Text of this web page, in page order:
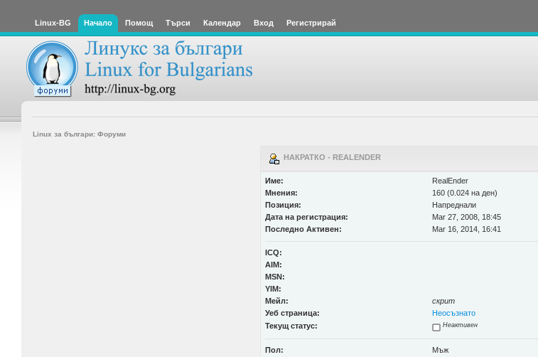
Linux-BG Начало Помощ Търси Календар Вход Регистрирай
Linux за българи: Форуми
НАКРАТКО - REALENDER
Име:
RealEnder
Мнения:
160 (0.024 на ден)
Позиция:
Напреднали
Дата на регистрация:
Mar 27, 2008, 18:45
Последно Активен:
Mar 16, 2014, 16:41
ICQ:
AIM:
MSN:
YIM:
Мейл:
скрит
Уеб страница:
Неосъзнато
Текущ статус:
Неактивен
Пол:
Мъж